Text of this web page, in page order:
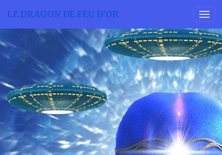
LE DRAGON DE FEU D'OR